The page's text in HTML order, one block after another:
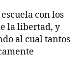
con los
la libertad, y
al cual tantos